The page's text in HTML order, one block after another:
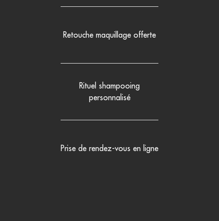
Retouche maquillage offerte
Rituel shampooing
personnalisé
Prise de rendez-vous en ligne